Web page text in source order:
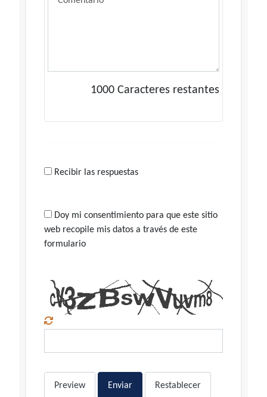
1000 Caracteres restantes
Recibir las respuestas
Doy mi consentimiento para que este sitio
web recopile mis datos a través de este
formulario
Preview Enviar Restablecer